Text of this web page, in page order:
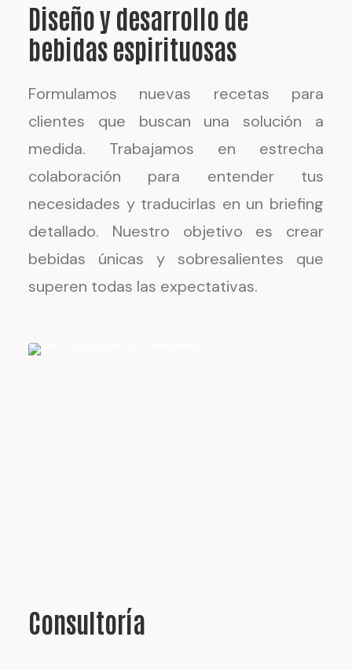
Diseño y desarrollo de
bebidas espirituosas
Formulamos nuevas recetas para
clientes que buscan una solución a
medida. Trabajamos en estrecha
colaboración para entender tus
necesidades y traducirlas en un briefing
detallado. Nuestro objetivo es crear
bebidas únicas y sobresalientes que
superen todas las expectativas.
Consultoría